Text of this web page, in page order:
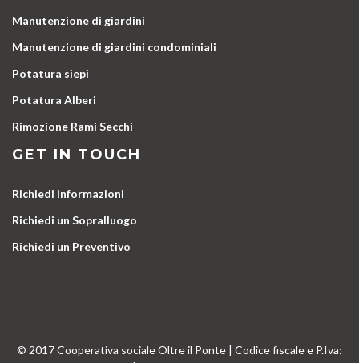
Manutenzione di giardini
Manutenzione di giardini condominiali
Potatura siepi
Potatura Alberi
Rimozione Rami Secchi
GET IN TOUCH
Richiedi Informazioni
Richiedi un Sopralluogo
Richiedi un Preventivo
© 2017 Cooperativa sociale Oltre il Ponte | Codice fiscale e P.Iva: